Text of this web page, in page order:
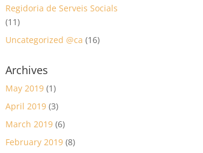
Regidoria de Serveis Socials
(11)
Uncategorized @ca (16)
Archives
May 2019 (1)
April 2019 (3)
March 2019 (6)
February 2019 (8)